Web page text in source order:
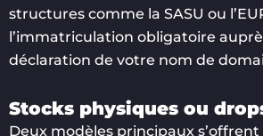
structures comme la SASU ou
l’immatriculation obligatoire
déclaration de votre nom de
Stocks physiques ou
Deux modèles principaux